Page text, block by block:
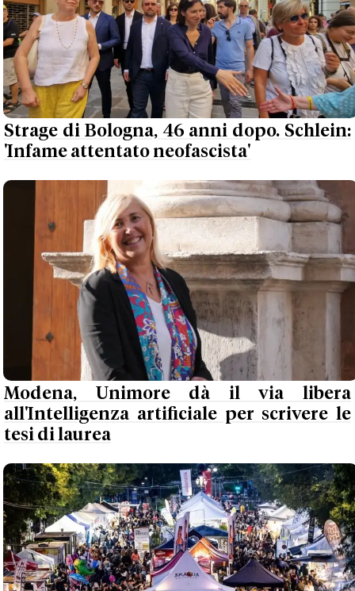
Strage di Bologna, 46 anni dopo. Schlein:
'Infame attentato neofascista'
Modena, Unimore dà il via libera
all'Intelligenza artificiale per scrivere le
tesi di laurea